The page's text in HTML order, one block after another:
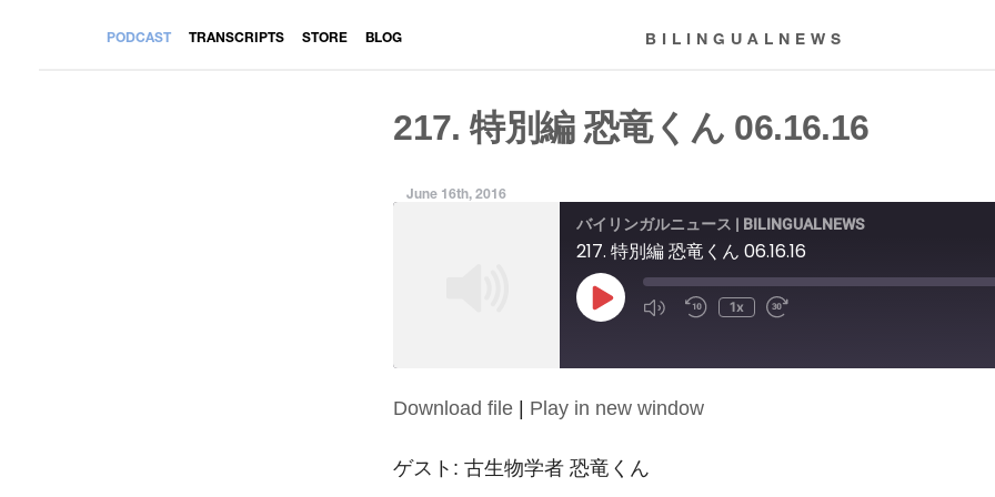
PODCAST TRANSCRIPTS STORE BLOG BILINGUALNEWS
217. 特別編 恐竜くん 06.16.16
June 16th, 2016
バイリンガルニュース | BILINGUALNEWS
217. 特別編 恐竜くん 06.16.16
Play
Episode
1x
SHARE
LINK
Download file | Play in new window
ゲスト: 古生物学者 恐竜くん